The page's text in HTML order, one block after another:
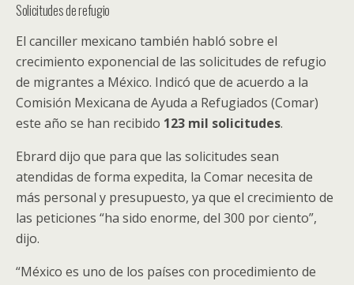
Solicitudes de refugio
El canciller mexicano también habló sobre el
crecimiento exponencial de las solicitudes de refugio
de migrantes a México. Indicó que de acuerdo a la
Comisión Mexicana de Ayuda a Refugiados (Comar)
este año se han recibido 123 mil solicitudes.
Ebrard dijo que para que las solicitudes sean
atendidas de forma expedita, la Comar necesita de
más personal y presupuesto, ya que el crecimiento de
las peticiones “ha sido enorme, del 300 por ciento”,
dijo.
“México es uno de los países con procedimiento de